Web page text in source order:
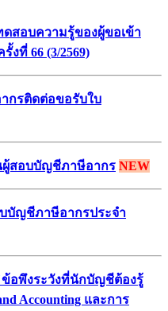
ดสอบความรู้ของผู้ขอเข้า
ที่ 66 (3/2569)
กรติดต่อขอรับใบ
ผู้สอบบัญชีภาษีอากร NEW
บัญชีภาษีอากรประจำ
ข้อพึงระวังที่นักบัญชีต้องรู้
Accounting และการ